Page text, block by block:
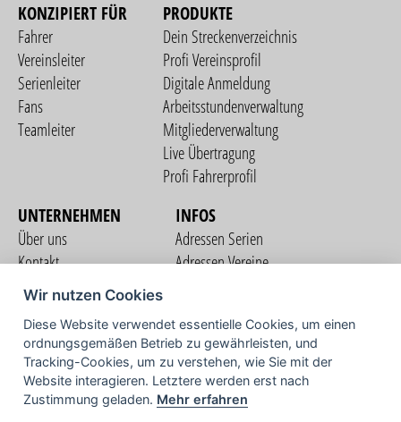
KONZIPIERT FÜR
Fahrer
Vereinsleiter
Serienleiter
Fans
Teamleiter
PRODUKTE
Dein Streckenverzeichnis
Profi Vereinsprofil
Digitale Anmeldung
Arbeitsstundenverwaltung
Mitgliederverwaltung
Live Übertragung
Profi Fahrerprofil
UNTERNEHMEN
Über uns
Kontakt
Nutzungsbedingungen
Datenschutzerklärung
Impressum
INFOS
Adressen Serien
Adressen Vereine
COMMUNITY
Wir nutzen Cookies
Diese Website verwendet essentielle Cookies, um einen
ordnungsgemäßen Betrieb zu gewährleisten, und
Tracking-Cookies, um zu verstehen, wie Sie mit der
Website interagieren. Letztere werden erst nach
Zustimmung geladen. Mehr erfahren